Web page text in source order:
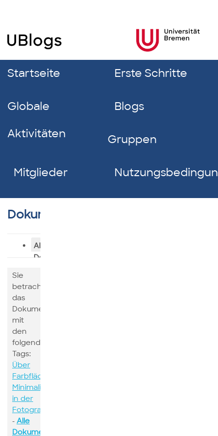
Startseite Erste Schritte
Globale
Aktivitäten
Blogs
Gruppen
Mitglieder
Dokumentverzeichnis
Alle
Dokumente
Sie
betrachten
das
Dokumente
mit
den
folgenden
Tags:
Über
Farbflächen
Minimalismus
in der
Fotografie
- Alle
Dokumente